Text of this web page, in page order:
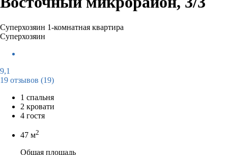
Суперхозяин 1-комнатная квартира
Суперхозяин
9,1
19 отзывов (19)
1 спальня
2 кровати
4 гостя
47 м2
Общая площадь